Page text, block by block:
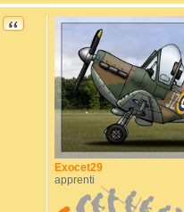
Exocet29
apprenti
CITATION